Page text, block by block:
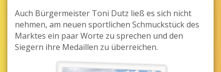
Auch Bürgermeister Toni Dutz ließ es sich nicht
nehmen, am neuen sportlichen Schmuckstück des
Marktes ein paar Worte zu sprechen und den
Siegern ihre Medaillen zu überreichen.